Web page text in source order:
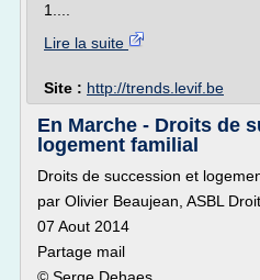
1....
Lire la suite
Site : http://trends.levif.be
En Marche - Droits de
logement familial
Droits de succession et
par Olivier Beaujean, ASBL
07 Aout 2014
Partage mail